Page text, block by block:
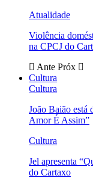
Atualidade
Violência
na CPCJ do
Ante Próx
Cultura
Cultura
João Baião está
Amor É Assim”
Cultura
Jel apresenta
do Cartaxo